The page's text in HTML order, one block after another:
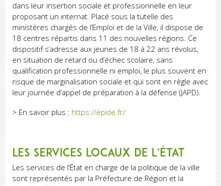
dans leur insertion sociale et professionnelle en leur
proposant un internat. Placé sous la tutelle des
ministères chargés de l’Emploi et de la Ville, il dispose de
18 centres répartis dans 11 des nouvelles régions. Ce
dispositif s’adresse aux jeunes de 18 à 22 ans révolus,
en situation de retard ou d’échec scolaire, sans
qualification professionnelle ni emploi, le plus souvent en
risque de marginalisation sociale et qui sont en règle avec
leur journée d’appel de préparation à la défense (JAPD).
> En savoir plus : https://epide.fr/
Les services locaux de l’État
Les services de l’État en charge de la politique de la ville
sont représentés par la Préfecture de Région et la